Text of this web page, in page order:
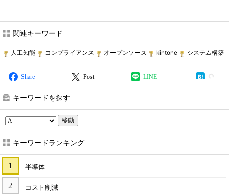
関連キーワード
人工知能 コンプライアンス オープンソース kintone システム構築
Share Post LINE
キーワードを探す
移動
キーワードランキング
半導体
コスト削減